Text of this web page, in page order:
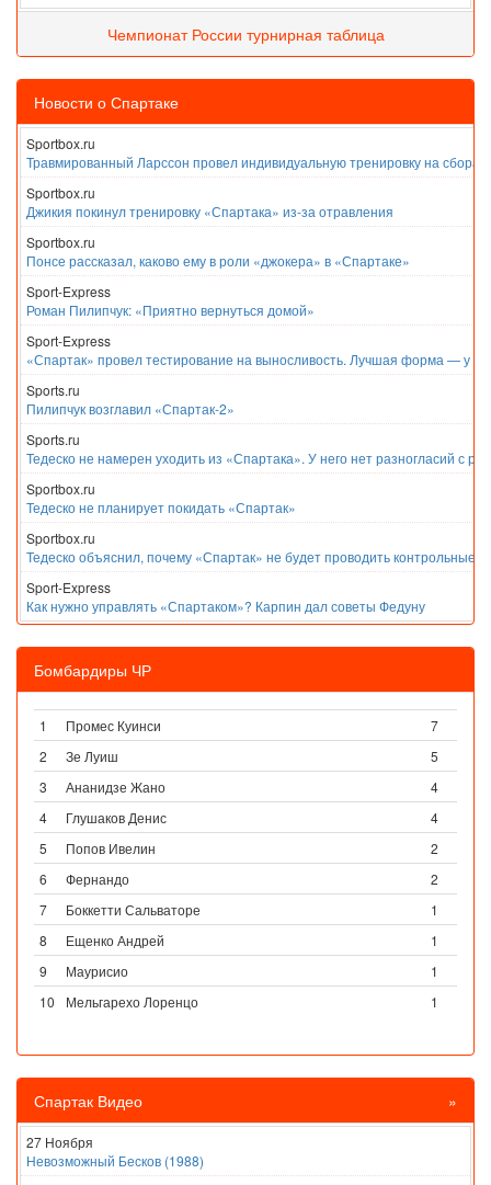
Чемпионат России турнирная таблица
Новости о Спартаке
Sportbox.ru
Травмированный Ларссон провел индивидуальную тренировку на
Sportbox.ru
Джикия покинул тренировку «Спартака» из-за отравления
Sportbox.ru
Понсе рассказал, каково ему в роли «джокера» в «Спартаке»
Sport-Express
Роман Пилипчук: «Приятно вернуться домой»
Sport-Express
«Спартак» провел тестирование на выносливость. Лучшая форма — у
Sports.ru
Пилипчук возглавил «Спартак-2»
Sports.ru
Тедеско не намерен уходить из «Спартака». У него нет разногласий с
Sportbox.ru
Тедеско не планирует покидать «Спартак»
Sportbox.ru
Тедеско объяснил, почему «Спартак» не будет проводить контрольные
Sport-Express
Как нужно управлять «Спартаком»? Карпин дал советы Федуну
Бомбардиры ЧР
1 Промес Куинси
7
2
Зе Луиш
5
3
Ананидзе Жано
4
4
Глушаков Денис
4
5
Попов Ивелин
2
6
Фернандо
2
7
Боккетти Сальваторе
1
8
Ещенко Андрей
1
9
Маурисио
1
10
Мельгарехо Лоренцо 1
Спартак Видео »
27 Ноября
Невозможный Бесков (1988)